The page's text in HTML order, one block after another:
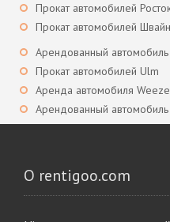
Прокат автомобилей
Прокат автомобилей
Арендованный
Прокат автомобилей Ulm
Аренда автомобиля Weeze
Арендованный
О rentigoo.com